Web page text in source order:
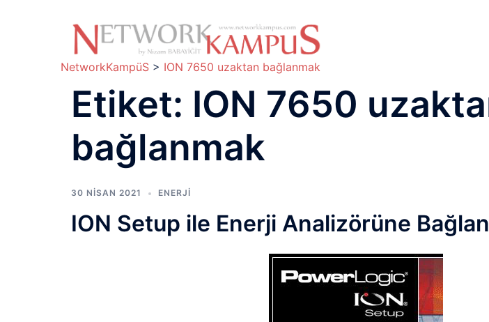
NetworkKampüS > ION 7650 uzaktan bağlanmak
Etiket: ION 7650
bağlanmak
30 NISAN 2021 ENERJİ
ION Setup ile Enerji Analizörüne